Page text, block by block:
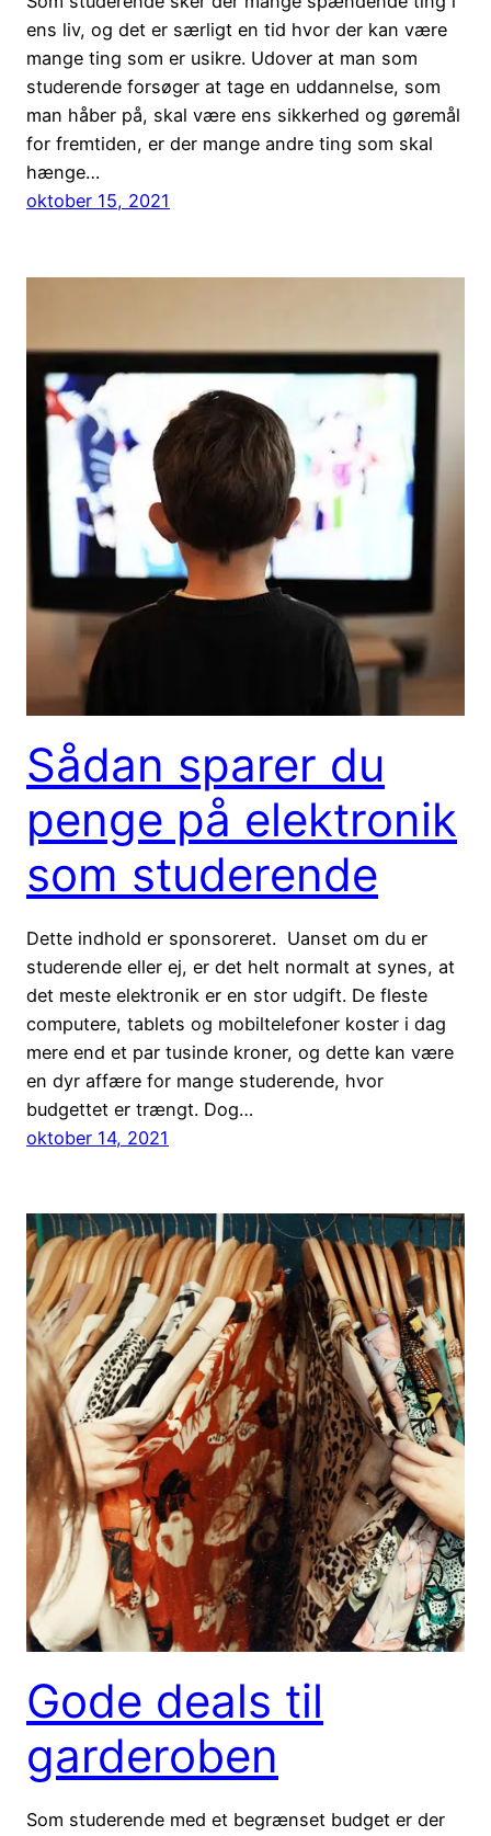
ens liv, og det er særligt en tid hvor der kan være
mange ting som er usikre. Udover at man som
studerende forsøger at tage en uddannelse, som
man håber på, skal være ens sikkerhed og gøremål
for fremtiden, er der mange andre ting som skal
hænge…
oktober 15, 2021
Sådan sparer du
penge på elektronik
som studerende
Dette indhold er sponsoreret. Uanset om du er
studerende eller ej, er det helt normalt at synes, at
det meste elektronik er en stor udgift. De fleste
computere, tablets og mobiltelefoner koster i dag
mere end et par tusinde kroner, og dette kan være
en dyr affære for mange studerende, hvor
budgettet er trængt. Dog…
oktober 14, 2021
Gode deals til
garderoben
Som studerende med et begrænset budget er der